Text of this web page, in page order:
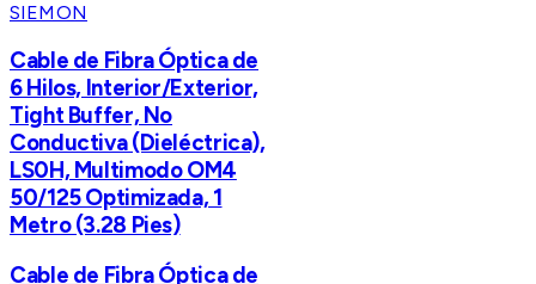
SIEMON
Cable de Fibra Óptica de
6 Hilos, Interior/Exterior,
Tight Buffer, No
Conductiva (Dieléctrica),
LS0H, Multimodo OM4
50/125 Optimizada, 1
Metro (3.28 Pies)
Cable de Fibra Óptica de